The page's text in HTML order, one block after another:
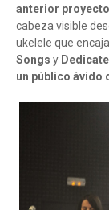
anterior
cabeza visible
ukelele que
Songs y
un público ávido